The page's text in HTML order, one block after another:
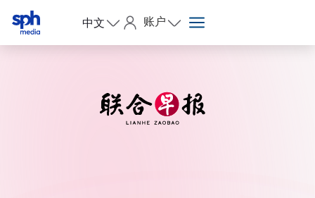
中文 账户